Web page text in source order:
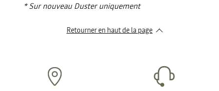
* Sur nouveau Duster uniquement
Retourner en haut de la page